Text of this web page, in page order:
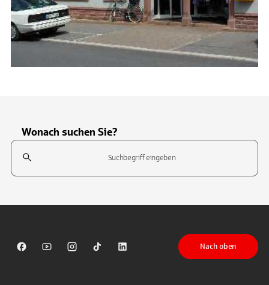
Wonach suchen Sie?
Suchfeld
Sparkasse auf Facebook
Sparkasse auf Youtube
Sparkasse auf Instagram
Sparkasse auf TikTok
Sparkasse auf LinkedIn
Nach oben